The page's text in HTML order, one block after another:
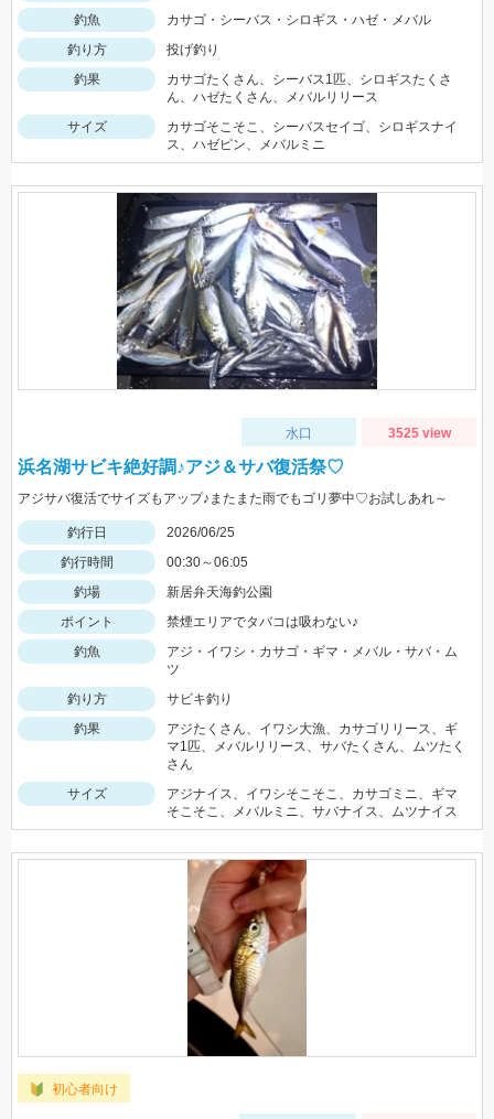
釣魚
カサゴ・シーバス・シロギス・ハゼ・メバル
釣り方
投げ釣り
釣果
カサゴたくさん、シーバス1匹、シロギスたくさ
ん、ハゼたくさん、メバルリリース
サイズ
カサゴそこそこ、シーバスセイゴ、シロギスナイ
ス、ハゼピン、メバルミニ
水口 3525 view
浜名湖サビキ絶好調♪アジ＆サバ復活祭♡
アジサバ復活でサイズもアップ♪またまた雨でもゴリ夢中♡お試しあれ～
釣行日
2026/06/25
釣行時間
00:30～06:05
釣場
新居弁天海釣公園
ポイント
禁煙エリアでタバコは吸わない♪
釣魚
アジ・イワシ・カサゴ・ギマ・メバル・サバ・ム
ツ
釣り方
サビキ釣り
釣果
アジたくさん、イワシ大漁、カサゴリリース、ギ
マ1匹、メバルリリース、サバたくさん、ムツたく
さん
サイズ
アジナイス、イワシそこそこ、カサゴミニ、ギマ
そこそこ、メバルミニ、サバナイス、ムツナイス
初心者向け